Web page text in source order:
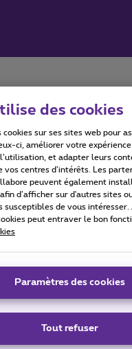
Accessibility
© 2026
info consommateur
II 27 - B-1030
des cookies
cookies sur ses sites web pour
ci, améliorer votre expérience
et adapter leurs
vos centres d’intérêts. Les
peuvent également
d’afficher sur d'autres sites
susceptibles de vous
peut entraver le bon
Paramètres des cookies
Tout refuser